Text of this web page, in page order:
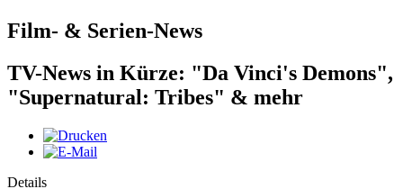
Film- & Serien-News
TV-News in Kürze: "Da Vinci's Demons",
"Supernatural: Tribes" & mehr
Details